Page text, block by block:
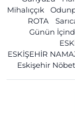
Mihalıççık
ROTA
Günün
ESKİŞEHİR
Eskişehir